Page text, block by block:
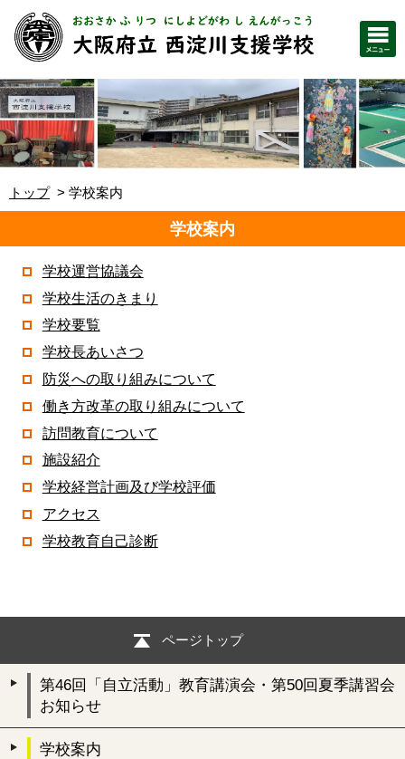
トップ 学校案内
学校案内
学校運営協議会
学校生活のきまり
学校要覧
学校長あいさつ
防災への取り組みについて
働き方改革の取り組みについて
訪問教育について
施設紹介
学校経営計画及び学校評価
アクセス
学校教育自己診断
ページトップ
第46回「自立活動」教育講演会・第50回夏季講習会
お知らせ
学校案内